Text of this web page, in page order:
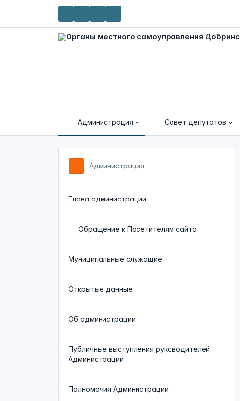
Администрация Совет депутатов
Администрация
Глава администрации
Обращение к Посетителям сайта
Муниципальные служащие
Открытые данные
Об администрации
Публичные выступления руководителей
Администрации
Полномочия Администрации